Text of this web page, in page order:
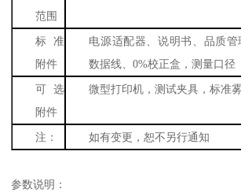
范围
标准
附件
电源适配器、说明书、品质管
数据线、0%校正盒，测量口径
可选
附件
微型打印机，测试夹具，标准
注： 如有变更，恕不另行通知
参数说明：